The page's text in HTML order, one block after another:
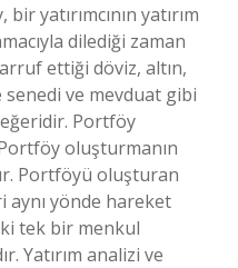
yatırımcının yatırım
dilediği zaman
ettiği döviz, altın,
ve mevduat gibi
Portföy
oluşturmanın
Portföyü oluşturan
yönde hareket
tek bir menkul
Yatırım analizi ve